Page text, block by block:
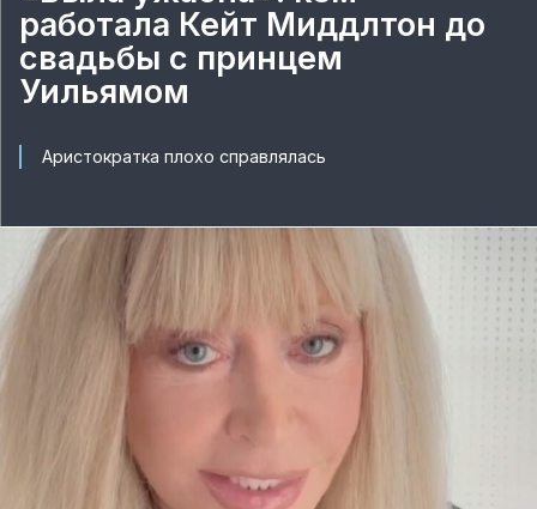
работала Кейт Миддлтон до
свадьбы с принцем
Уильямом
Аристократка плохо справлялась